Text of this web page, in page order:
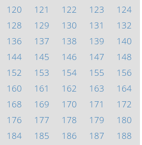
120 121 122 123
124
128 129 130 131
132
136 137 138 139
140
144 145 146 147
148
152 153 154 155
156
160 161 162 163
164
168 169 170 171
172
176 177 178 179
180
184 185 186 187
188